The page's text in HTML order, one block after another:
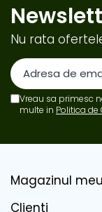
Nu rata
Vreau sa primesc
multe in Politica
Magazinul meu
Clienti